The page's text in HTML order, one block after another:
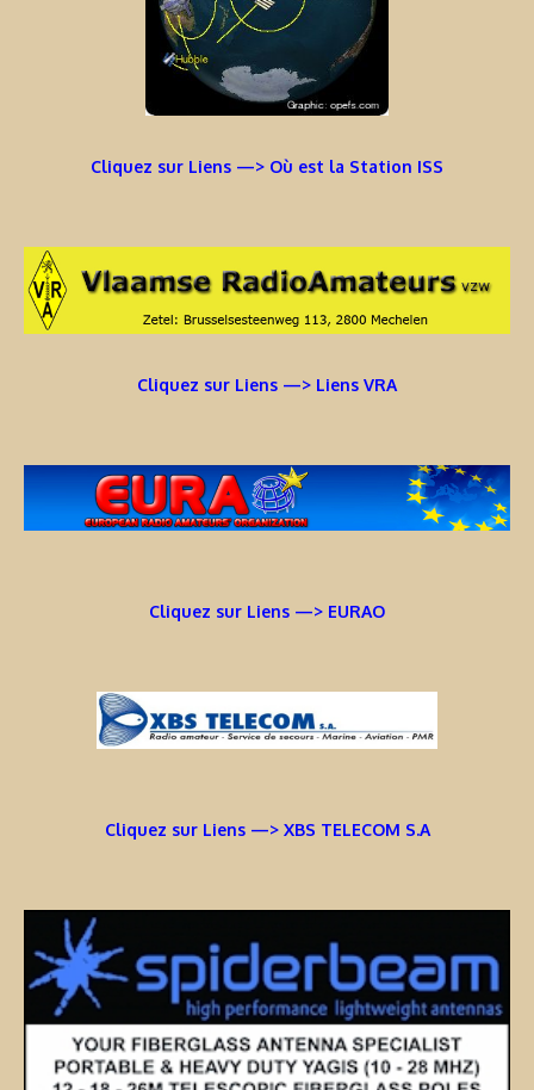
Cliquez sur Liens —> Où est la Station ISS
Cliquez sur Liens —> Liens VRA
Cliquez sur Liens —> EURAO
Cliquez sur Liens —> XBS TELECOM S.A